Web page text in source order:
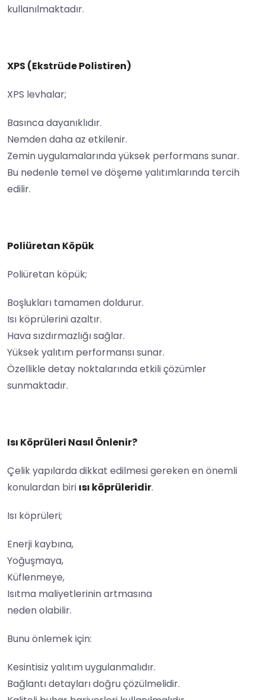
kullanılmaktadır.
XPS (Ekstrüde Polistiren)
XPS levhalar;
Basınca dayanıklıdır.
Nemden daha az etkilenir.
Zemin uygulamalarında yüksek performans sunar.
Bu nedenle temel ve döşeme yalıtımlarında tercih
edilir.
Poliüretan Köpük
Poliüretan köpük;
Boşlukları tamamen doldurur.
Isı köprülerini azaltır.
Hava sızdırmazlığı sağlar.
Yüksek yalıtım performansı sunar.
Özellikle detay noktalarında etkili çözümler
sunmaktadır.
Isı Köprüleri Nasıl Önlenir?
Çelik yapılarda dikkat edilmesi gereken en önemli
konulardan biri ısı köprüleridir.
Isı köprüleri;
Enerji kaybına,
Yoğuşmaya,
Küflenmeye,
Isıtma maliyetlerinin artmasına
neden olabilir.
Bunu önlemek için:
Kesintisiz yalıtım uygulanmalıdır.
Bağlantı detayları doğru çözülmelidir.